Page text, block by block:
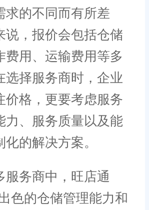
求的不同而有所差
说，报价会包括仓储
费用、运输费用等多
选择服务商时，企业
价格，更要考虑服务
力、服务质量以及能
的解决方案。
务商中，旺店通
色的仓储管理能力和